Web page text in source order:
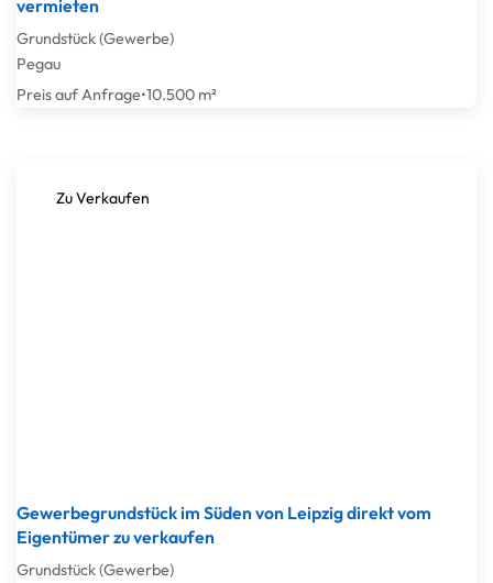
vermieten
Grundstück (Gewerbe)
Pegau
Preis auf Anfrage•10.500 m²
Zu Verkaufen
Gewerbegrundstück im Süden von Leipzig direkt vom
Eigentümer zu verkaufen
Grundstück (Gewerbe)